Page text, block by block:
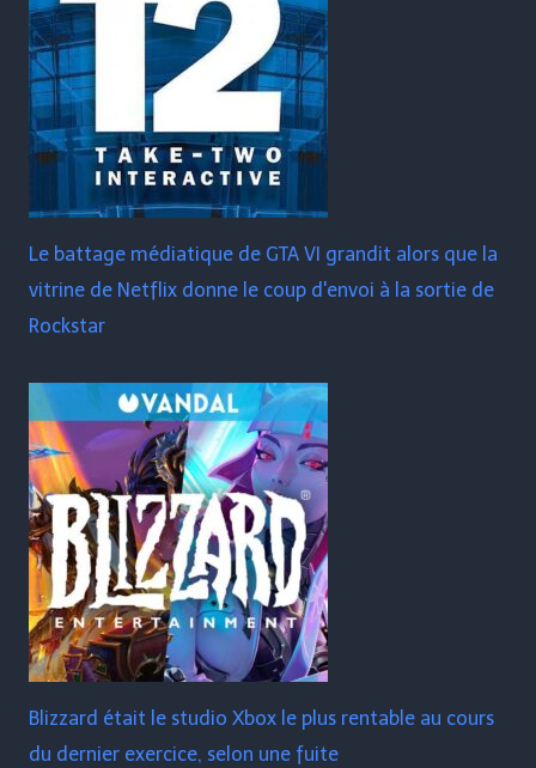
Le battage médiatique de GTA VI grandit alors que la
vitrine de Netflix donne le coup d'envoi à la sortie de
Rockstar
Blizzard était le studio Xbox le plus rentable au cours
du dernier exercice, selon une fuite